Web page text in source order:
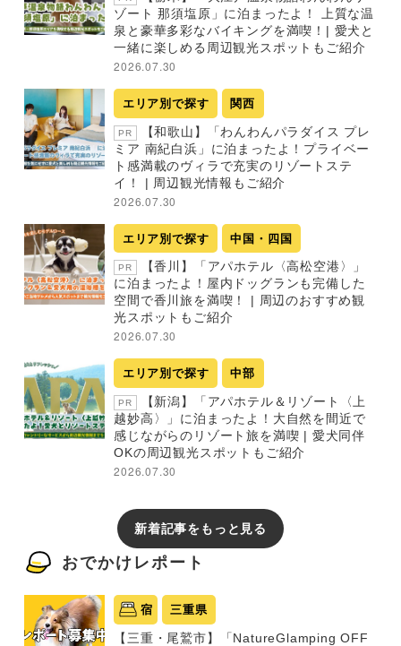
ゾート 那須塩原」に泊まったよ！ 上質な温
泉と豪華多彩なバイキングを満喫！| 愛犬と
一緒に楽しめる周辺観光スポットもご紹介
2026.07.30
エリア別で探す 関西
PR
【和歌山】「わんわんパラダイス プレ
ミア 南紀白浜」に泊まったよ！プライベー
ト感満載のヴィラで充実のリゾートステ
イ！ | 周辺観光情報もご紹介
2026.07.30
エリア別で探す 中国・四国
PR
【香川】「アパホテル〈高松空港〉」
に泊まったよ！屋内ドッグランも完備した
空間で香川旅を満喫！ | 周辺のおすすめ観
光スポットもご紹介
2026.07.30
エリア別で探す 中部
PR
【新潟】「アパホテル＆リゾート〈上
越妙高〉」に泊まったよ！大自然を間近で
感じながらのリゾート旅を満喫 | 愛犬同伴
OKの周辺観光スポットもご紹介
2026.07.30
新着記事をもっと見る
おでかけレポート
宿 三重県
【三重・尾鷲市】「NatureGlamping OFF